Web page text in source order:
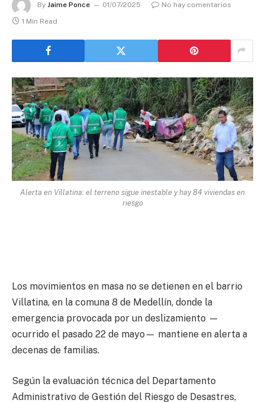
By Jaime Ponce 01/07/2025
No hay comentarios
1 Min Read
Alerta en Villatina: el terreno sigue inestable y hay 84 viviendas en
riesgo
Los movimientos en masa no se detienen en el barrio
Villatina, en la comuna 8 de Medellín, donde la
emergencia provocada por un deslizamiento —
ocurrido el pasado 22 de mayo— mantiene en alerta a
decenas de familias.
Según la evaluación técnica del Departamento
Administrativo de Gestión del Riesgo de Desastres,